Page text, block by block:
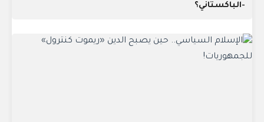
-الباكستاني؟